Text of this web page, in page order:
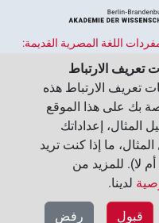
اللغة المصرية القديمة:
بجمهورية ألمانيا
الثقافي واسترجاعه واستكشافه.
للعلوم والإنسانيات‏.
تعريف الارتباط
تعريف الارتباط هذه
بك على هذا الموقع
المثال، إعداداتك
ما إذا كنت تريد
لا). للمزيد من
لدينا.‏
رفض قبول